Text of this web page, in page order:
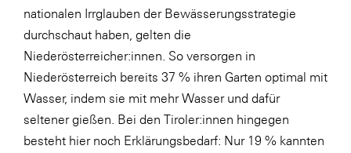
nationalen Irrglauben der Bewässerungsstrategie
durchschaut haben, gelten die
Niederösterreicher:innen. So versorgen in
Niederösterreich bereits 37 % ihren Garten optimal mit
Wasser, indem sie mit mehr Wasser und dafür
seltener gießen. Bei den Tiroler:innen hingegen
besteht hier noch Erklärungsbedarf: Nur 19 % kannten